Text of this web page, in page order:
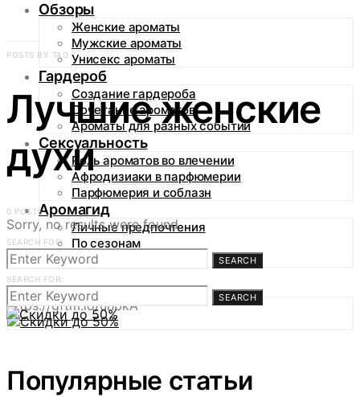
Обзоры
Женские ароматы
Мужские ароматы
Унисекс ароматы
Гардероб
Создание гардероба
Сочетание ароматов
Ароматы для разных событий
Сексуальность
Роль ароматов во влечении
Афродизиаки в парфюмерии
Парфюмерия и соблазн
Аромагид
Личные предпочтения
По сезонам
По случаям
https://gftm.io/uhbkA
POSTS BY TAG
Лучшие женские
духи
0 POSTS
Sorry, no results were found.
SEARCH FOR:
SEARCH
SEARCH FOR:
SEARCH
Популярные статьи